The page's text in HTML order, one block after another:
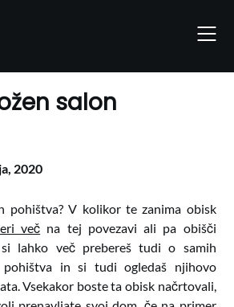
salon
2020
pohištva? V kolikor te zanima obisk
več na tej povezavi ali pa obišči
si lahko več prebereš tudi o samih
pohištva in si tudi ogledaš njihovo
Vsekakor boste ta obisk načrtovali,